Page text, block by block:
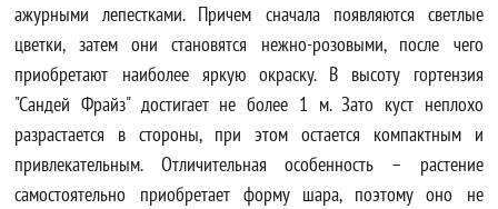
ажурными лепестками. Причем сначала появляются светлые
цветки, затем они становятся нежно-розовыми, после чего
приобретают наиболее яркую окраску. В высоту гортензия
"Сандей Фрайз" достигает не более 1 м. Зато куст неплохо
разрастается в стороны, при этом остается компактным и
привлекательным. Отличительная особенность – растение
самостоятельно приобретает форму шара, поэтому оно не